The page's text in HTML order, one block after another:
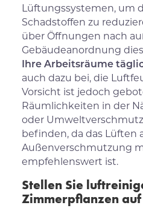
Lüftungssystemen, um
Schadstoffen zu
über Öffnungen nach
Gebäudeanordnung
Ihre Arbeitsräume
auch dazu bei, die
Vorsicht ist jedoch
Räumlichkeiten in der
oder
befinden, da das Lüften
Außenverschmutzung
empfehlenswert ist.
Stellen Sie
Zimmerpflanzen auf